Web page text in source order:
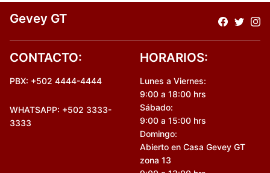
Gevey GT
CONTACTO:
PBX: +502 4444-4444
WHATSAPP: +502 3333-
3333
HORARIOS:
Lunes a Viernes:
9:00 a 18:00 hrs
Sábado:
9:00 a 15:00 hrs
Domingo:
Abierto en Casa Gevey GT
zona 13